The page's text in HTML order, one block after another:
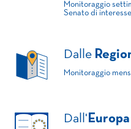
Monitoraggio
Senato di
Dalle
Monitoraggio
Dall' Europa